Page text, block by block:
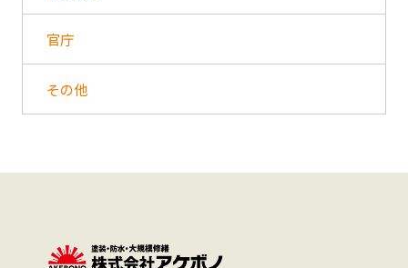
官庁
その他